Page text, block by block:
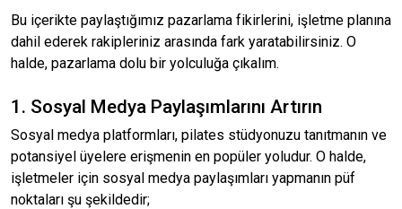
Bu içerikte paylaştığımız pazarlama fikirlerini, işletme planına
dahil ederek rakipleriniz arasında fark yaratabilirsiniz. O
halde, pazarlama dolu bir yolculuğa çıkalım.
1. Sosyal Medya Paylaşımlarını Artırın
Sosyal medya platformları, pilates stüdyonuzu tanıtmanın ve
potansiyel üyelere erişmenin en popüler yoludur. O halde,
işletmeler için sosyal medya paylaşımları yapmanın püf
noktaları şu şekildedir;